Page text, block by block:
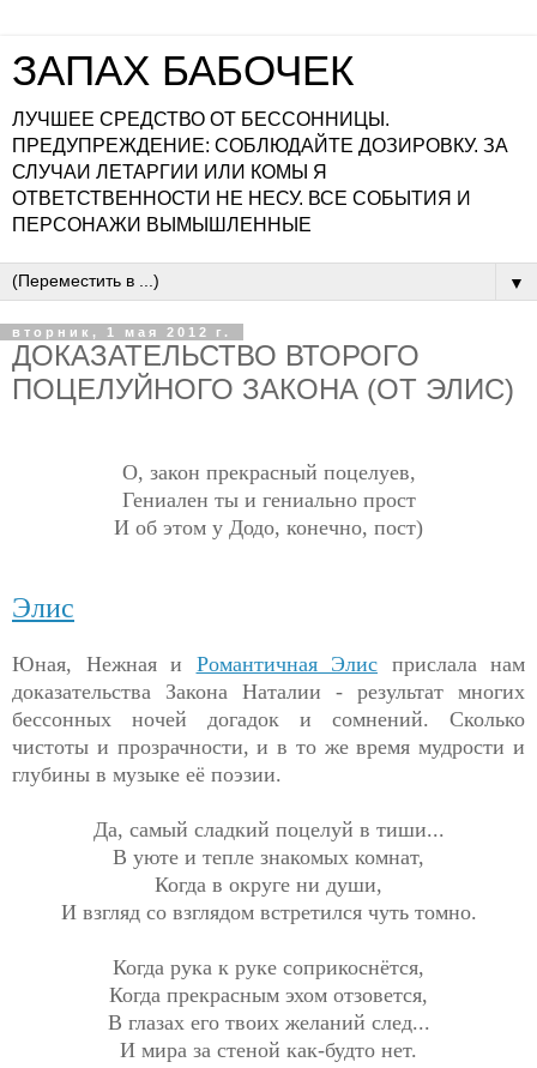
ЗАПАХ БАБОЧЕК
ЛУЧШЕЕ СРЕДСТВО ОТ БЕССОННИЦЫ.
ПРЕДУПРЕЖДЕНИЕ: СОБЛЮДАЙТЕ ДОЗИРОВКУ. ЗА
СЛУЧАИ ЛЕТАРГИИ ИЛИ КОМЫ Я
ОТВЕТСТВЕННОСТИ НЕ НЕСУ. ВСЕ СОБЫТИЯ И
ПЕРСОНАЖИ ВЫМЫШЛЕННЫЕ
▼
вторник, 1 мая 2012 г.
ДОКАЗАТЕЛЬСТВО ВТОРОГО
ПОЦЕЛУЙНОГО ЗАКОНА (ОТ ЭЛИС)
О, закон прекрасный поцелуев,
Гениален ты и гениально прост
И об этом у Додо, конечно, пост)
Элис
Юная, Нежная и Романтичная Элис прислала нам
доказательства Закона Наталии - результат многих
бессонных ночей догадок и сомнений. Сколько
чистоты и прозрачности, и в то же время мудрости и
глубины в музыке её поэзии.
Да, самый сладкий поцелуй в тиши...
В уюте и тепле знакомых комнат,
Когда в округе ни души,
И взгляд со взглядом встретился чуть томно.
Когда рука к руке соприкоснётся,
Когда прекрасным эхом отзовется,
В глазах его твоих желаний след...
И мира за стеной как-будто нет.